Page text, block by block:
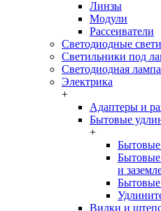
Линзы
Модули
Рассеиватели
Светодиодные
Светильники под
Светодиодная
Электрика
+
Адаптеры и
Бытовые
+
Бытовые
Бытовые
и
Бытовые
Вилки и